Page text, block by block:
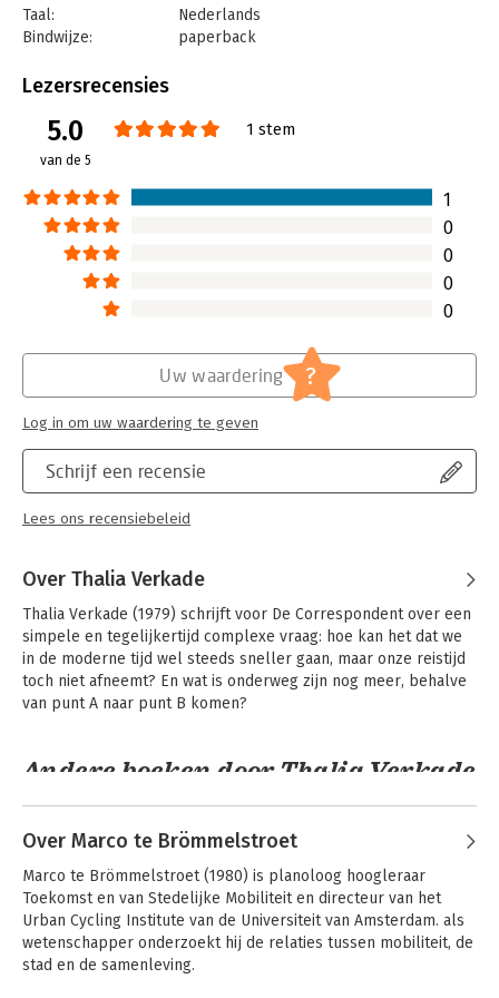
Taal:
Nederlands
Bindwijze:
paperback
Uitgever:
Verschijningsdatum:
22-5-2020
Hoofdrubriek:
Lezersrecensies
5.0
van de 5
1 stem
1
0
0
0
0
Schrijf een recensie
Lees ons recensiebeleid
Uw waardering ?
Log in om uw waardering te geven
Over Thalia Verkade
Thalia Verkade (1979) schrijft voor De Correspondent over een
simpele en tegelijkertijd complexe vraag: hoe kan het dat we
in de moderne tijd wel steeds sneller gaan, maar onze reistijd
toch niet afneemt? En wat is onderweg zijn nog meer, behalve
van punt A naar punt B komen?
Andere boeken door Thalia Verkade
Over Marco te Brömmelstroet
Marco te Brömmelstroet (1980) is planoloog hoogleraar
Toekomst en van Stedelijke Mobiliteit en directeur van het
Urban Cycling Institute van de Universiteit van Amsterdam. als
wetenschapper onderzoekt hij de relaties tussen mobiliteit, de
stad en de samenleving.